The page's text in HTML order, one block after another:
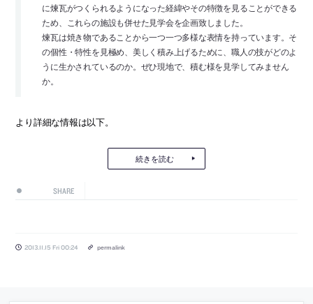
に煉瓦がつくられるようになった経緯やその特徴を見ることができる
ため、これらの施設も併せた見学会を企画致しました。
煉瓦は焼き物であることから一つ一つ多様な表情を持っています。そ
の個性・特性を見極め、美しく積み上げるために、職人の技がどのよ
うに生かされているのか。ぜひ現地で、積む様を見学してみません
か。
より詳細な情報は以下。
続きを読む
SHARE
2013.11.15 Fri 00:24 permalink